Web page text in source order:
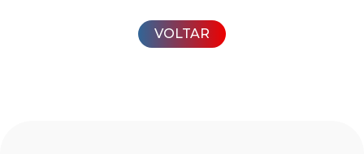
VOLTAR